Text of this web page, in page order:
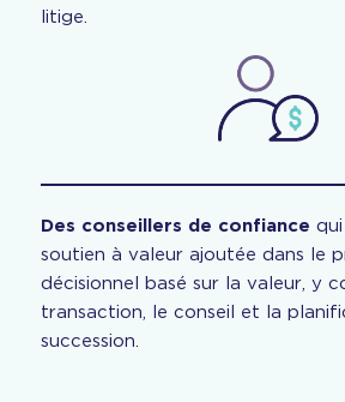
litige.
Des conseillers de confiance
soutien à valeur ajoutée dans le
décisionnel basé sur la valeur, y
transaction, le conseil et la
succession.